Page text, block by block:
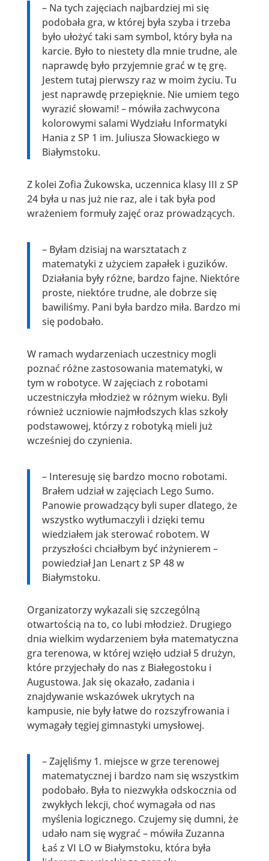
– Na tych zajęciach najbardziej mi się
podobała gra, w której była szyba i trzeba
było ułożyć taki sam symbol, który była na
karcie. Było to niestety dla mnie trudne, ale
naprawdę było przyjemnie grać w tę grę.
Jestem tutaj pierwszy raz w moim życiu. Tu
jest naprawdę przepięknie. Nie umiem tego
wyrazić słowami! – mówiła zachwycona
kolorowymi salami Wydziału Informatyki
Hania z SP 1 im. Juliusza Słowackiego w
Białymstoku.
Z kolei Zofia Żukowska, uczennica klasy III z SP
24 była u nas już nie raz, ale i tak była pod
wrażeniem formuły zajęć oraz prowadzących.
– Byłam dzisiaj na warsztatach z
matematyki z użyciem zapałek i guzików.
Działania były różne, bardzo fajne. Niektóre
proste, niektóre trudne, ale dobrze się
bawiliśmy. Pani była bardzo miła. Bardzo mi
się podobało.
W ramach wydarzeniach uczestnicy mogli
poznać różne zastosowania matematyki, w
tym w robotyce. W zajęciach z robotami
uczestniczyła młodzież w różnym wieku. Byli
również uczniowie najmłodszych klas szkoły
podstawowej, którzy z robotyką mieli już
wcześniej do czynienia.
– Interesuję się bardzo mocno robotami.
Brałem udział w zajęciach Lego Sumo.
Panowie prowadzący byli super dlatego, że
wszystko wytłumaczyli i dzięki temu
wiedziałem jak sterować robotem. W
przyszłości chciałbym być inżynierem –
powiedział Jan Lenart z SP 48 w
Białymstoku.
Organizatorzy wykazali się szczególną
otwartością na to, co lubi młodzież. Drugiego
dnia wielkim wydarzeniem była matematyczna
gra terenowa, w której wzięło udział 5 drużyn,
które przyjechały do nas z Białegostoku i
Augustowa. Jak się okazało, zadania i
znajdywanie wskazówek ukrytych na
kampusie, nie były łatwe do rozszyfrowania i
wymagały tęgiej gimnastyki umysłowej.
– Zajęliśmy 1. miejsce w grze terenowej
matematycznej i bardzo nam się wszystkim
podobało. Była to niezwykła odskocznia od
zwykłych lekcji, choć wymagała od nas
myślenia logicznego. Czujemy się dumni, że
udało nam się wygrać – mówiła Zuzanna
Łaś z VI LO w Białymstoku, która była